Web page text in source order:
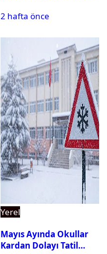
su kesintisi sorgulama
2 hafta önce
Yerel
Mayıs Ayında Okullar
Kardan Dolayı Tatil